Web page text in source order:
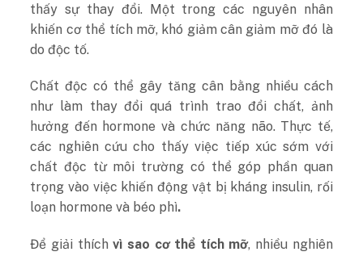
thấy sự thay đổi. Một trong các nguyên nhân
khiến cơ thể tích mỡ, khó giảm cân giảm mỡ đó là
do độc tố.
Chất độc có thể gây tăng cân bằng nhiều cách
như làm thay đổi quá trình trao đổi chất, ảnh
hưởng đến hormone và chức năng não. Thực tế,
các nghiên cứu cho thấy việc tiếp xúc sớm với
chất độc từ môi trường có thể góp phần quan
trọng vào việc khiến động vật bị kháng insulin, rối
loạn hormone và béo phì.
Để giải thíchvì sao cơ thể tích mỡ, nhiều nghiên